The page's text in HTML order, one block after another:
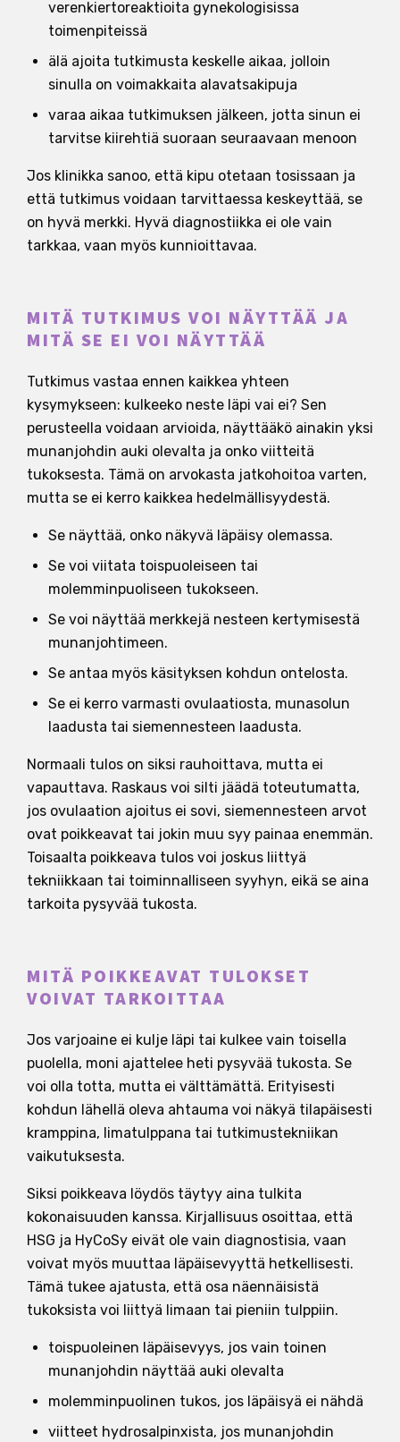
verenkiertoreaktioita gynekologisissa
toimenpiteissä
älä ajoita tutkimusta keskelle aikaa, jolloin
sinulla on voimakkaita alavatsakipuja
varaa aikaa tutkimuksen jälkeen, jotta sinun ei
tarvitse kiirehtiä suoraan seuraavaan menoon
Jos klinikka sanoo, että kipu otetaan tosissaan ja
että tutkimus voidaan tarvittaessa keskeyttää, se
on hyvä merkki. Hyvä diagnostiikka ei ole vain
tarkkaa, vaan myös kunnioittavaa.
MITÄ TUTKIMUS VOI NÄYTTÄÄ JA
MITÄ SE EI VOI NÄYTTÄÄ
Tutkimus vastaa ennen kaikkea yhteen
kysymykseen: kulkeeko neste läpi vai ei? Sen
perusteella voidaan arvioida, näyttääkö ainakin yksi
munanjohdin auki olevalta ja onko viitteitä
tukoksesta. Tämä on arvokasta jatkohoitoa varten,
mutta se ei kerro kaikkea hedelmällisyydestä.
Se näyttää, onko näkyvä läpäisy olemassa.
Se voi viitata toispuoleiseen tai
molemminpuoliseen tukokseen.
Se voi näyttää merkkejä nesteen kertymisestä
munanjohtimeen.
Se antaa myös käsityksen kohdun ontelosta.
Se ei kerro varmasti ovulaatiosta, munasolun
laadusta tai siemennesteen laadusta.
Normaali tulos on siksi rauhoittava, mutta ei
vapauttava. Raskaus voi silti jäädä toteutumatta,
jos ovulaation ajoitus ei sovi, siemennesteen arvot
ovat poikkeavat tai jokin muu syy painaa enemmän.
Toisaalta poikkeava tulos voi joskus liittyä
tekniikkaan tai toiminnalliseen syyhyn, eikä se aina
tarkoita pysyvää tukosta.
MITÄ POIKKEAVAT TULOKSET
VOIVAT TARKOITTAA
Jos varjoaine ei kulje läpi tai kulkee vain toisella
puolella, moni ajattelee heti pysyvää tukosta. Se
voi olla totta, mutta ei välttämättä. Erityisesti
kohdun lähellä oleva ahtauma voi näkyä tilapäisesti
kramppina, limatulppana tai tutkimustekniikan
vaikutuksesta.
Siksi poikkeava löydös täytyy aina tulkita
kokonaisuuden kanssa. Kirjallisuus osoittaa, että
HSG ja HyCoSy eivät ole vain diagnostisia, vaan
voivat myös muuttaa läpäisevyyttä hetkellisesti.
Tämä tukee ajatusta, että osa näennäisistä
tukoksista voi liittyä limaan tai pieniin tulppiin.
toispuoleinen läpäisevyys, jos vain toinen
munanjohdin näyttää auki olevalta
molemminpuolinen tukos, jos läpäisyä ei nähdä
viitteet hydrosalpinxista, jos munanjohdin